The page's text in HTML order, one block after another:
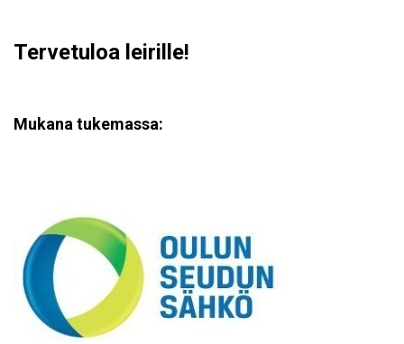
Tervetuloa leirille!
Mukana tukemassa: